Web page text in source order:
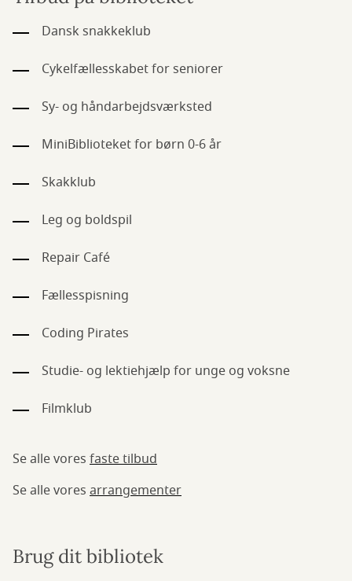
Dansk snakkeklub
Cykelfællesskabet for seniorer
Sy- og håndarbejdsværksted
MiniBiblioteket for børn 0-6 år
Skakklub
Leg og boldspil
Repair Café
Fællesspisning
Coding Pirates
Studie- og lektiehjælp for unge og voksne
Filmklub
Se alle vores faste tilbud
Se alle vores arrangementer
Brug dit bibliotek